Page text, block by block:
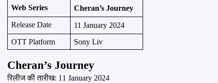
Web Series
Cheran’s Journey
Release Date
11 January 2024
OTT Platform
Sony Liv
Cheran’s Journey
रिलीज की तारीख: 11 January 2024